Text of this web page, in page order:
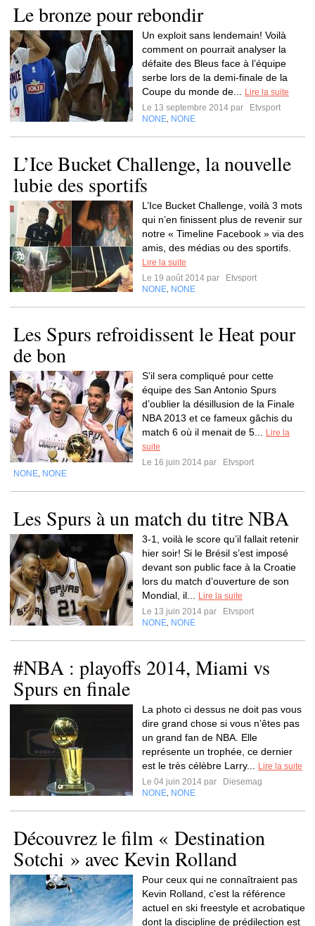
Le bronze pour rebondir
Un exploit sans lendemain! Voilà
comment on pourrait analyser la
défaite des Bleus face à l’équipe
serbe lors de la demi-finale de la
Coupe du monde de...
Lire la suite
Le 13 septembre 2014 par
Etvsport
NONE NONE
L’Ice Bucket Challenge, la nouvelle
lubie des sportifs
L’Ice Bucket Challenge, voilà 3 mots
qui n’en finissent plus de revenir sur
notre « Timeline Facebook » via des
amis, des médias ou des sportifs.
Lire la suite
Le 19 août 2014 par
Etvsport
NONE NONE
Les Spurs refroidissent le Heat pour
de bon
S’il sera compliqué pour cette
équipe des San Antonio Spurs
d’oublier la désillusion de la Finale
NBA 2013 et ce fameux gâchis du
match 6 où il menait de 5...
Lire la
suite
Le 16 juin 2014 par
Etvsport
NONE NONE
Les Spurs à un match du titre NBA
3-1, voilà le score qu’il fallait retenir
hier soir! Si le Brésil s’est imposé
devant son public face à la Croatie
lors du match d’ouverture de son
Mondial, il...
Lire la suite
Le 13 juin 2014 par
Etvsport
NONE NONE
#NBA : playoffs 2014, Miami vs
Spurs en finale
La photo ci dessus ne doit pas vous
dire grand chose si vous n’êtes pas
un grand fan de NBA. Elle
représente un trophée, ce dernier
est le très célèbre Larry...
Lire la suite
Le 04 juin 2014 par
Diesemag
NONE NONE
Découvrez le film « Destination
Sotchi » avec Kevin Rolland
Pour ceux qui ne connaîtraient pas
Kevin Rolland, c’est la référence
actuel en ski freestyle et acrobatique
dont la discipline de prédilection est